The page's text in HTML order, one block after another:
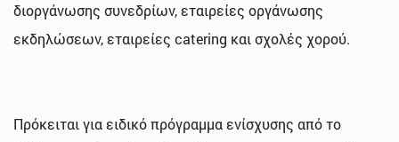
διοργάνωσης συνεδρίων, εταιρείες οργάνωσης
εκδηλώσεων, εταιρείες catering και σχολές χορού.
Πρόκειται για ειδικό πρόγραμμα ενίσχυσης από το